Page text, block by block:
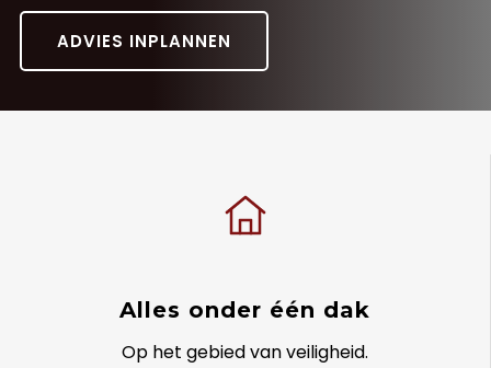
ADVIES INPLANNEN
Alles onder één dak
Op het gebied van veiligheid.